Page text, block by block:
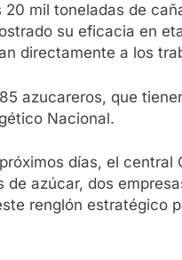
mil toneladas de
su eficacia en
directamente a los
azucareros, que
Nacional.
días, el central
azúcar, dos
renglón estratégico